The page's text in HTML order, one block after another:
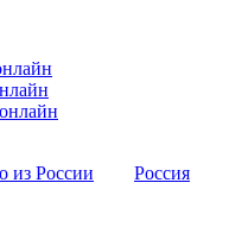
из России
Россия